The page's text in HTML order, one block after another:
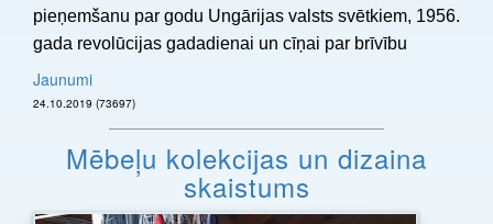
pieņemšanu par godu Ungārijas valsts svētkiem, 1956.
gada revolūcijas gadadienai un cīņai par brīvību
Jaunumi
24.10.2019 (73697)
Mēbeļu kolekcijas un dizaina
skaistums